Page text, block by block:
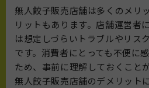
無人餃子販売店舗は多くのメリ
リットもあります。店舗運営者
は想定しづらいトラブルやリス
です。消費者にとっても不便に
ため、事前に理解しておくこと
無人餃子販売店舗のデメリット